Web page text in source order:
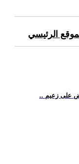
الرئيسي
على زعيم